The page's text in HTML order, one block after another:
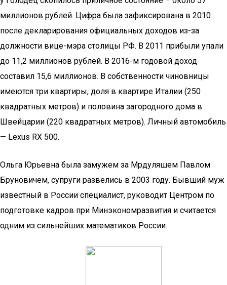
миллионов рублей. Цифра была зафиксирована в 2010
после декларирования официальных доходов из-за
должности вице-мэра столицы РФ. В 2011 прибыли упали
до 11,2 миллионов рублей. В 2016-м годовой доход
составил 15,6 миллионов. В собственности чиновницы
имеются три квартиры, доля в квартире Италии (250
квадратных метров) и половина загородного дома в
Швейцарии (220 квадратных метров). Личный автомобиль
— Lexus RX 500.
Ольга Юрьевна была замужем за Мрдуляшем Павлом
Бруновичем, супруги развелись в 2003 году. Бывший муж
известный в России специалист, руководит Центром по
подготовке кадров при Минэкономразвития и считается
одним из сильнейших математиков России.